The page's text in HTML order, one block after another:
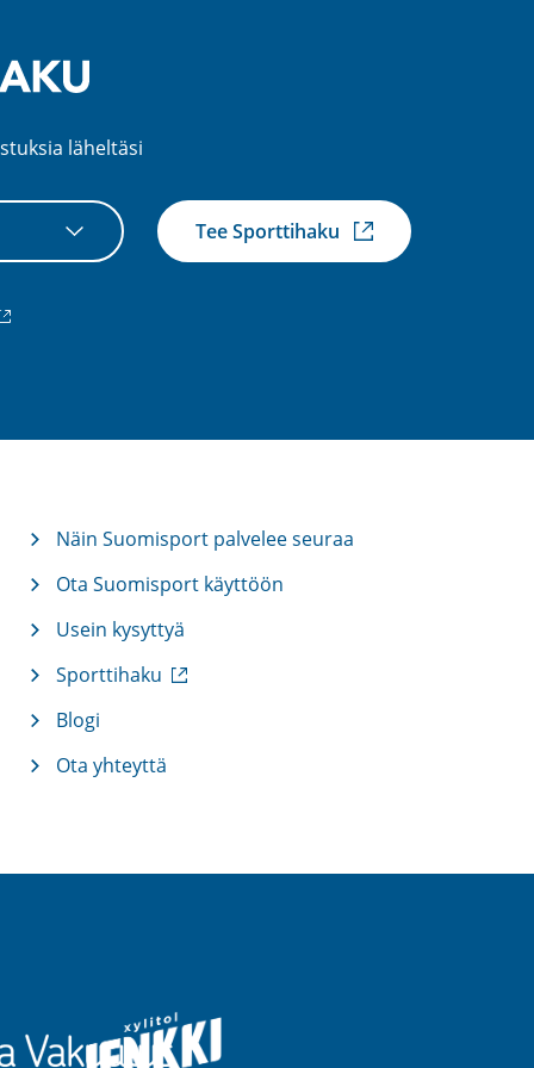
läheltäsi
Tee Sporttihaku
Näin Suomisport palvelee seuraa
Ota Suomisport käyttöön
Usein kysyttyä
Sporttihaku
o
)
Blogi
Ota yhteyttä